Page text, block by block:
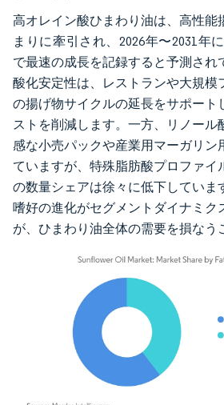
高オレイン酸ひまわり油は、高性能
まりに牽引され、2026年〜2031年
で最速の成長を記録すると予測され
酸化安定性は、レストランや大規模
の揚げ物サイクルの延長をサポート
ストを削減します。一方、リノール
感な小売パックや産業用マーガリン
ていますが、特殊脂肪酸プロファイ
の数量シェアは徐々に低下していま
嗜好の進化がセグメントダイナミク
が、ひまわり油全体の需要を損なう